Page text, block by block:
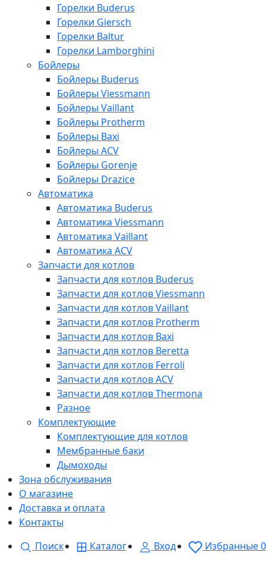
Горелки Buderus
Горелки Giersch
Горелки Baltur
Горелки Lamborghini
Бойлеры
Бойлеры Buderus
Бойлеры Viessmann
Бойлеры Vaillant
Бойлеры Protherm
Бойлеры Baxi
Бойлеры ACV
Бойлеры Gorenje
Бойлеры Drazice
Автоматика
Автоматика Buderus
Автоматика Viessmann
Автоматика Vaillant
Автоматика ACV
Запчасти для котлов
Запчасти для котлов Buderus
Запчасти для котлов Viessmann
Запчасти для котлов Vaillant
Запчасти для котлов Protherm
Запчасти для котлов Baxi
Запчасти для котлов Beretta
Запчасти для котлов Ferroli
Запчасти для котлов ACV
Запчасти для котлов Thermona
Разное
Комплектующие
Комплектующие для котлов
Мембранные баки
Дымоходы
Зона обслуживания
О магазине
Доставка и оплата
Контакты
Поиск
Каталог Вход Избранные0